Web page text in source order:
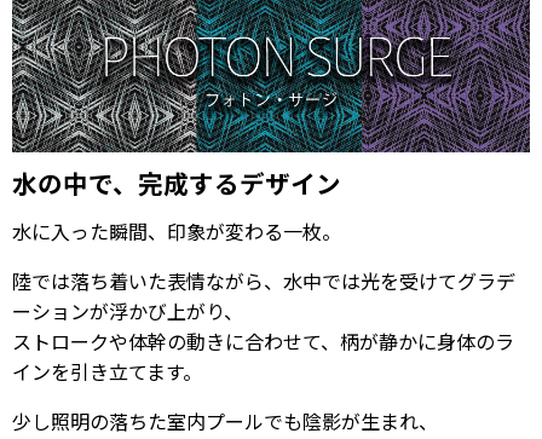
水の中で、完成するデザイン
水に入った瞬間、印象が変わる一枚。
陸では落ち着いた表情ながら、水中では光を受けてグラデ
ーションが浮かび上がり、
ストロークや体幹の動きに合わせて、柄が静かに身体のラ
インを引き立てます。
少し照明の落ちた室内プールでも陰影が生まれ、